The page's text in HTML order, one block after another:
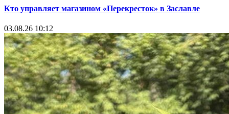
Кто управляет магазином «Перекресток» в Заславле
03.08.26 10:12